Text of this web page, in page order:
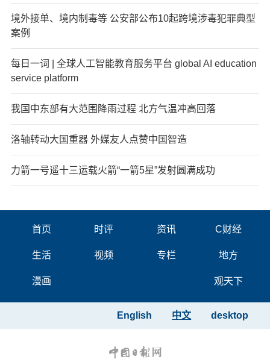
境外接单、境内制毒等 公安部公布10起跨境涉毒犯罪典型
案例
每日一词 | 全球人工智能教育服务平台 global AI education
service platform
我国中东部有大范围降雨过程 北方气温冲高回落
洛轴转动大国重器 外媒友人点赞中国智造
力箭一号遥十三运载火箭“一箭5星”发射圆满成功
首页 时评 资讯 C财经
生活 视频 专栏 地方
漫画 观天下
desktop
中文
English